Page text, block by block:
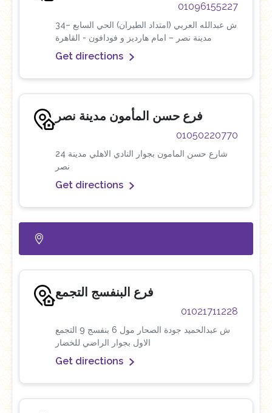
01096155227
34ش عبدالله العربي (امتداد الطيران) الحي السابع –
مدينة نصر – امام هارديز و فودافون - القاهرة
Get directions
فرع حسن المأمون مدينة نصر
01050220770
24 شارع حسن المامون بجوار النادي الاهلي مدينة
نصر
Get directions
فرع البنفسج التجمع
01021711228
ش عبدالحميد جودة الصحار مول 6 بنفسج 9 التجمع
الاول بجوار الراضي للخضار
Get directions